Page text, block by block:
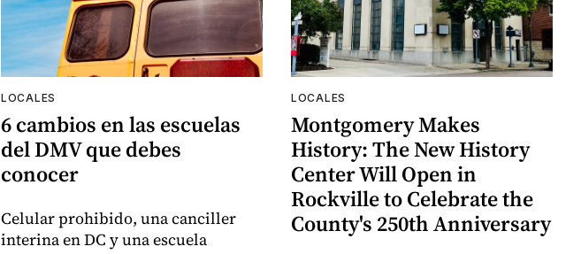
LOCALES
6 cambios en las escuelas
del DMV que debes
conocer
Celular prohibido, una canciller
interina en DC y una escuela
LOCALES
Montgomery Makes
History: The New History
Center Will Open in
Rockville to Celebrate the
County's 250th Anniversary